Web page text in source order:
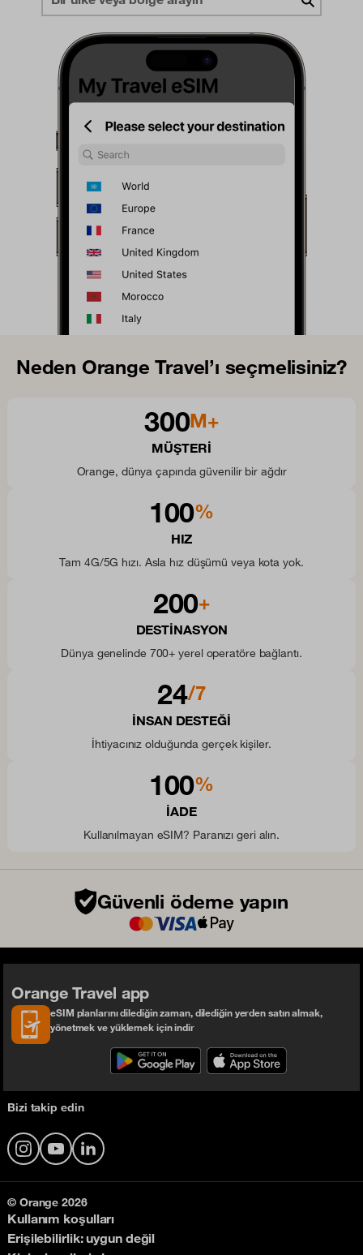
Neden Orange Travel’ı seçmelisiniz?
300M+
MÜŞTERI
Orange, dünya çapında güvenilir bir ağdır
100%
HIZ
Tam 4G/5G hızı. Asla hız düşümü veya kota yok.
200+
DESTINASYON
Dünya genelinde 700+ yerel operatöre bağlantı.
24/7
INSAN DESTEĞI
İhtiyacınız olduğunda gerçek kişiler.
100%
IADE
Kullanılmayan eSIM? Paranızı geri alın.
Güvenli ödeme yapın
Orange Travel app
eSIM planlarını dilediğin zaman, dilediğin yerden satın almak,
yönetmek ve yüklemek için indir
Bizi takip edin
InstagramYouTubeLinkedIn
© Orange 2026
Kullanım koşulları
Erişilebilirlik: uygun değil